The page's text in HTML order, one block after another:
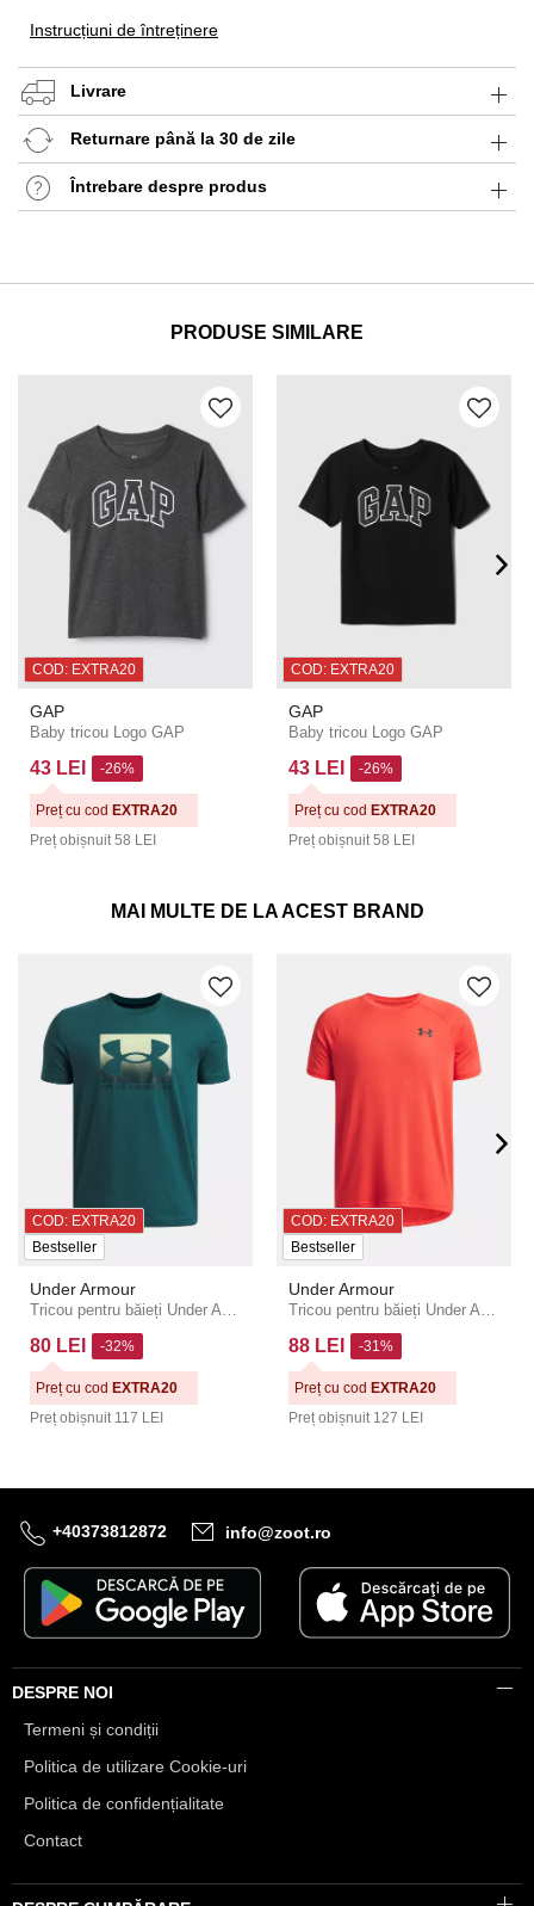
Instrucțiuni de întreținere
Livrare
Returnare până la 30 de zile
Întrebare despre produs
PRODUSE SIMILARE
COD: EXTRA20
GAP
Baby tricou Logo GAP
43 LEI
Preț obișnuit 58 LEI
-26%
Preț cu cod EXTRA20
COD: EXTRA20
GAP
Baby tricou Logo GAP
43 LEI
Preț obișnuit 58 LEI
-26%
Preț cu cod EXTRA20
MAI MULTE DE LA ACEST BRAND
COD: EXTRA20
Bestseller
Under Armour
Tricou pentru băieți Under Armour UA B BOXED SPORTS UPDATE SS-GRN
80 LEI
Preț obișnuit 117 LEI
-32%
Preț cu cod EXTRA20
COD: EXTRA20
Bestseller
Under Armour
Tricou pentru băieți Under Armour UA Tech 2.0 SS-RED
88 LEI
Preț obișnuit 127 LEI
-31%
Preț cu cod EXTRA20
+40373812872 info@zoot.ro
DESPRE NOI
Termeni și condiții
Politica de utilizare Cookie-uri
Politica de confidențialitate
Contact